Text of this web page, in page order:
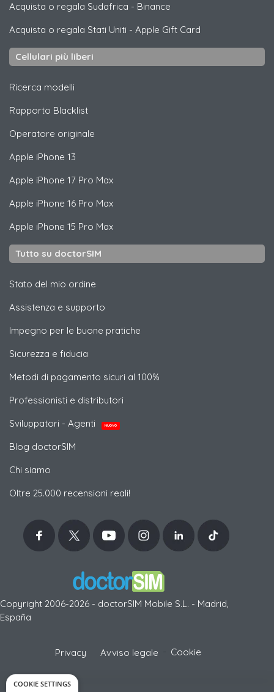
Acquista o regala Sudafrica - Binance
Acquista o regala Stati Uniti - Apple Gift Card
Cellulari più liberi
Ricerca modelli
Rapporto Blacklist
Operatore originale
Apple iPhone 13
Apple iPhone 17 Pro Max
Apple iPhone 16 Pro Max
Apple iPhone 15 Pro Max
Tutto su doctorSIM
Stato del mio ordine
Assistenza e supporto
Impegno per le buone pratiche
Sicurezza e fiducia
Metodi di pagamento sicuri al 100%
Professionisti e distributori
Sviluppatori - Agenti
NUOVO
Blog doctorSIM
Chi siamo
Oltre 25.000 recensioni reali!
Copyright 2006-2026 - doctorSIM Mobile S.L. - Madrid,
España
Privacy Avviso legale Cookie
COOKIE SETTINGS